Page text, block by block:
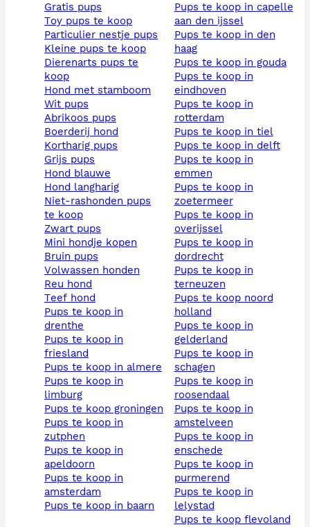
gratis pups
toy pups te koop
particulier nestje pups
kleine pups te koop
dierenarts pups te
koop
hond met stamboom
wit pups
abrikoos pups
boerderij hond
kortharig pups
grijs pups
hond blauwe
hond langharig
niet-rashonden pups
te koop
zwart pups
mini hondje kopen
bruin pups
volwassen honden
reu hond
teef hond
pups te koop in
drenthe
pups te koop in
friesland
pups te koop in almere
pups te koop in
limburg
pups te koop groningen
pups te koop in
zutphen
pups te koop in
apeldoorn
pups te koop in
amsterdam
pups te koop in baarn
pups te koop in capelle
aan den ijssel
pups te koop in den
haag
pups te koop in gouda
pups te koop in
eindhoven
pups te koop in
rotterdam
pups te koop in tiel
pups te koop in delft
pups te koop in
emmen
pups te koop in
zoetermeer
pups te koop in
overijssel
pups te koop in
dordrecht
pups te koop in
terneuzen
pups te koop noord
holland
pups te koop in
gelderland
pups te koop in
schagen
pups te koop in
roosendaal
pups te koop in
amstelveen
pups te koop in
enschede
pups te koop in
purmerend
pups te koop in
lelystad
pups te koop flevoland